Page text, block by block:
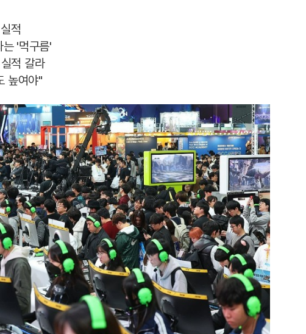
적
는 '먹구름'
적 갈라
높여야"